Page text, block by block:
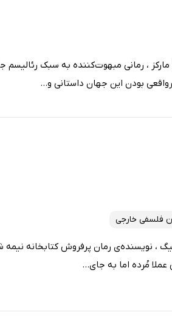
، رمانی مبهوت‌کننده به سبک رئالیسم
بودن این جهان داستانی و...
فلسفی خارجی
، نویسنده‌ی رمان پرفروش کتابخانه نیمه
عملا مُرده اما به جای...